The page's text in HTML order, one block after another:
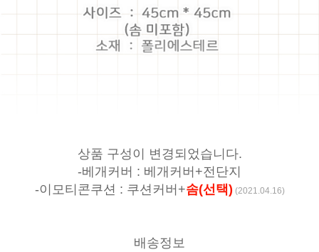
상품 구성이 변경되었습니다.
-베개커버 : 베개커버+전단지
-이모티콘쿠션 : 쿠션커버+솜(선택) (2021.04.16)
배송정보